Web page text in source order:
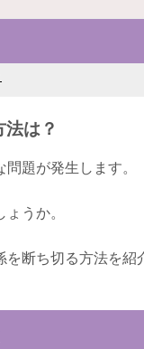
は？
題が発生します。
うか。
断ち切る方法を紹